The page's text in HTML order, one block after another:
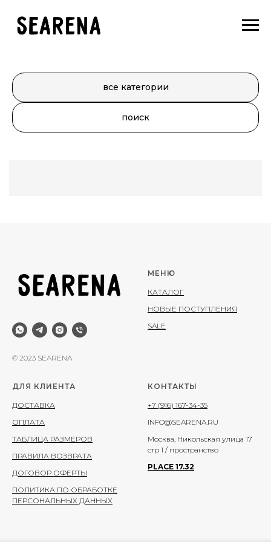
все категории
поиск
© 2023 SEARENA
МЕНЮ
КАТАЛОГ
НОВЫЕ ПОСТУПЛЕНИЯ
SALE
ДЛЯ КЛИЕНТА
ДОСТАВКА
ОПЛАТА
ТАБЛИЦА РАЗМЕРОВ
ПРАВИЛА ВОЗВРАТА
ДОГОВОР ОФЕРТЫ
ПОЛИТИКА ПО ОБРАБОТКЕ
ПЕРСОНАЛЬНЫХ ДАННЫХ
КОНТАКТЫ
+7 (916) 167-34-35
INFO@SEARENA.RU
Москва, Никольская улица 17
стр 1 / пространство
PLACE 17.32